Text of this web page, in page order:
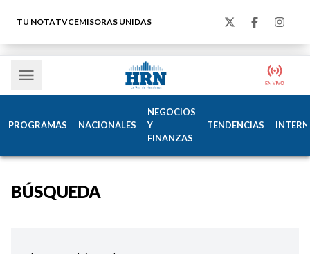
TU NOTATVCEMISORAS UNIDAS
PROGRAMAS NACIONALES
NEGOCIOS
Y
FINANZAS
TENDENCIAS
BÚSQUEDA